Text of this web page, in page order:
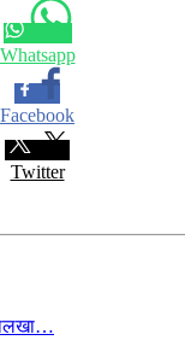
Whatsapp
Facebook
Twitter